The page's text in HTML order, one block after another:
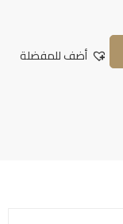
أضف للمفضلة